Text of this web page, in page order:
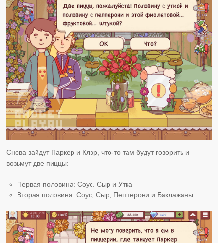
Снова зайдут Паркер и Клэр, что-то там будут говорить и
возьмут две пиццы:
Первая половина: Соус, Сыр и Утка
Вторая половина: Соус, Сыр, Пепперони и Баклажаны